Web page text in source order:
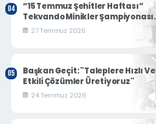
“15 Temmuz Şehitler Haftası”
Tekvando Minikler Şampiyonası
Nefes Kesti
27 Temmuz 2026
Başkan Geçit: "Taleplere Hızlı Ve
Etkili Çözümler Üretiyoruz"
24 Temmuz 2026